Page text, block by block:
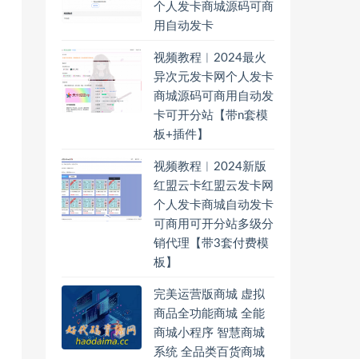
个人发卡商城源码可商
用自动发卡
视频教程︱2024最火
异次元发卡网个人发卡
商城源码可商用自动发
卡可开分站【带n套模
板+插件】
视频教程︱2024新版
红盟云卡红盟云发卡网
个人发卡商城自动发卡
可商用可开分站多级分
销代理【带3套付费模
板】
完美运营版商城 虚拟
商品全功能商城 全能
商城小程序 智慧商城
系统 全品类百货商城